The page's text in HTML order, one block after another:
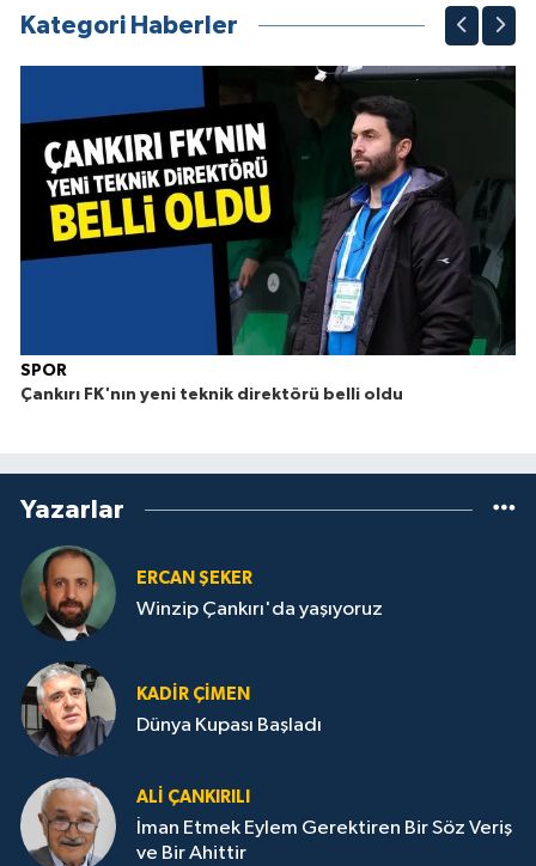
Kategori Haberler
SPOR
Çankırı FK'nın yeni teknik direktörü belli oldu
Yazarlar
ERCAN ŞEKER
Winzip Çankırı'da yaşıyoruz
KADIR ÇIMEN
Dünya Kupası Başladı
ALI ÇANKIRILI
İman Etmek Eylem Gerektiren Bir Söz Veriş
ve Bir Ahittir